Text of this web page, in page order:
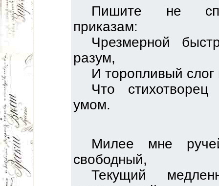
Пишите не
приказам:
Чрезмерной
разум,
И торопливый
Что
умом.
Милее мне
свободный,
Текущий